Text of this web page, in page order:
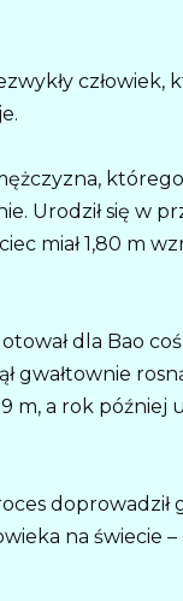
człowiek,
Urodził się w
miał 1,80 m
dla Bao
gwałtownie
m, a rok później
doprowadził
na świecie –